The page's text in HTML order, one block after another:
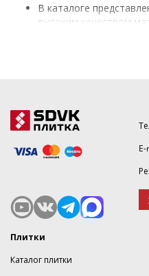
В каталоге
высоким качеством
Плитка для кухни
Плитки
Каталог плитки